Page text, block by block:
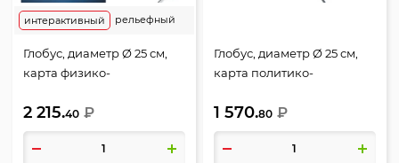
интерактивный рельефный
Глобус, диаметр Ø 25 см,
карта физико-
интерактивный, с
подсветкой, пластик,
Глобен, INT12500284
2 215.40 ₽
Глобус, диаметр Ø 25 см,
карта политико-
созвездий, двойная карта,
с подсветкой, пластик,
Глобен, Ке012500278
1 570.80 ₽